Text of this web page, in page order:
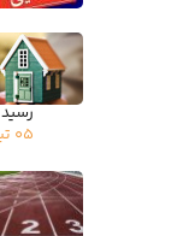
رسید
۰۵ تیر ۰۵